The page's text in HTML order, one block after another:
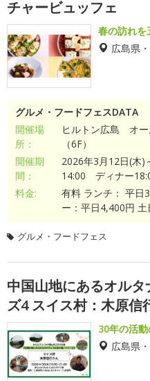
チャービュッフェ
春の訪れを
広島県
グルメ・フードフェスDATA
開催場
所：
ヒルトン広島 オー
（6F）
開催期
間：
2026年3月12日(木)
14:00 ディナー
料金:
有料 ランチ： 平
ー：平日4,400円 土
グルメ・フードフェス
中国山地にあるオル
ズ4 スイス村：木原信
30年の活
広島県